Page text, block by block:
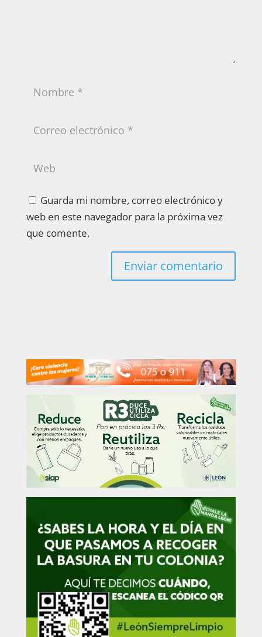
Guarda mi nombre, correo electrónico y
web en este navegador para la próxima vez
que comente.